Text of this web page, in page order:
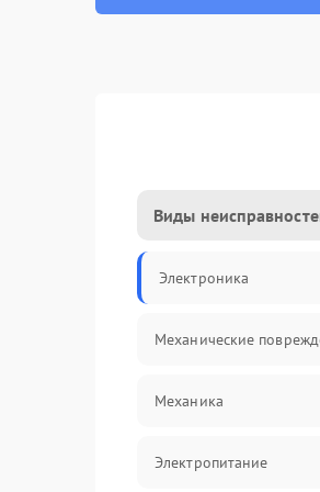
Виды
Электроника
Механические
Механика
Электропитание